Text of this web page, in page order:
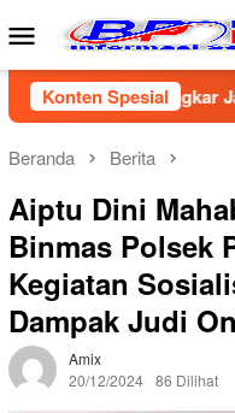
ke
Menu
Mobile
Konten Spesial
Bongkar Jaringan
Beranda Berita
Aiptu Dini
Binmas Polsek
Kegiatan
Dampak Judi
Amix
20/12/2024 86 Dilihat